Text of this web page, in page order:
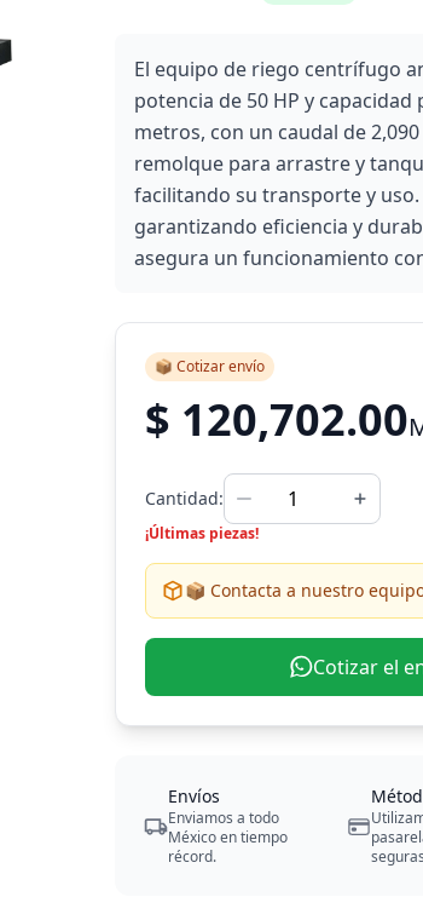
El equipo de riego centrífugo
potencia de 50 HP y
metros, con un caudal de
remolque para arrastre y
facilitando su transporte y
garantizando eficiencia y
asegura un funcionamiento
📦 Cotizar envío
$ 120,702.00
Cantidad:
¡Últimas piezas!
📦 Contacta a nuestro
Cotizar el
Envíos
Enviamos a todo
México en tiempo
récord.